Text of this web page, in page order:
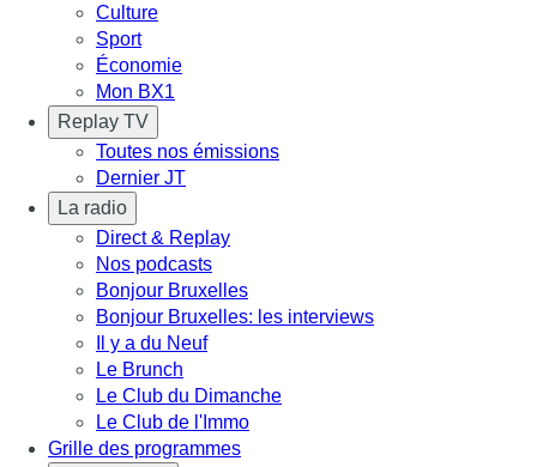
Culture
Sport
Économie
Mon BX1
Replay TV
Toutes nos émissions
Dernier JT
La radio
Direct & Replay
Nos podcasts
Bonjour Bruxelles
Bonjour Bruxelles: les interviews
Il y a du Neuf
Le Brunch
Le Club du Dimanche
Le Club de l'Immo
Grille des programmes